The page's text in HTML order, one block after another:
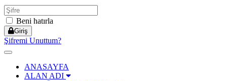
Beni hatırla
Giriş
Şifremi Unuttum?
Toggle
navigationANASAYFA
ALAN ADI